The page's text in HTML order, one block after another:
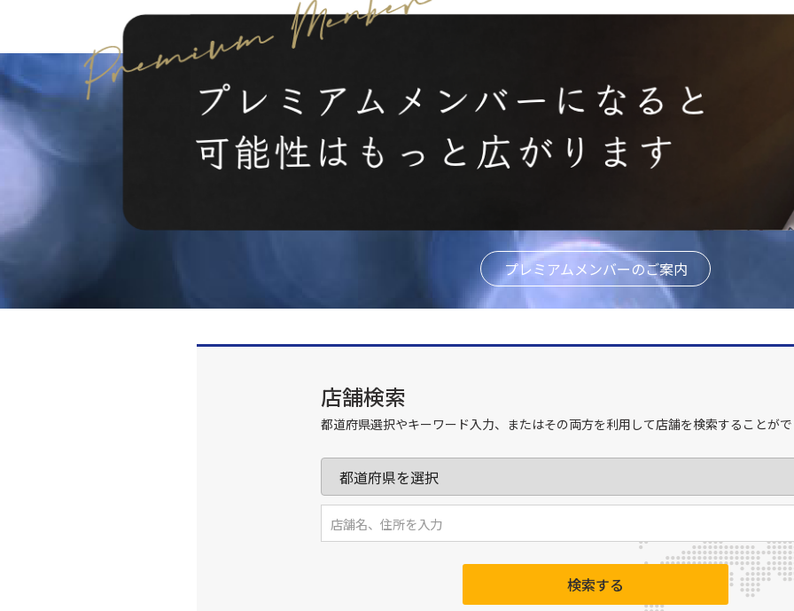
プレミアムメンバーのご案内
店舗検索
都道府県選択やキーワード入力、またはその両方を利用して店舗を検索することが
検索する